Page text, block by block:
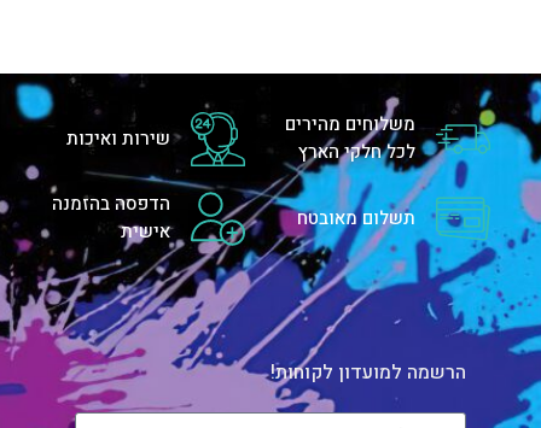
משלוחים מהירים
לכל חלקי הארץ
שירות ואיכות
תשלום מאובטח
הדפסה בהזמנה
אישית
הרשמה למועדון לקוחות!